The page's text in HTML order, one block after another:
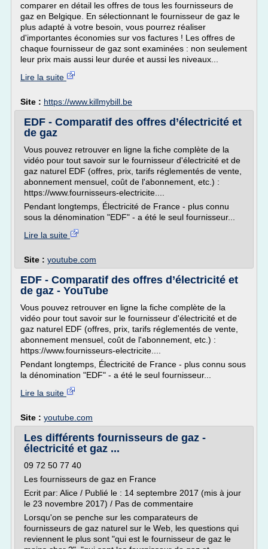
comparer en détail les offres de tous les fournisseurs de
gaz en Belgique. En sélectionnant le fournisseur de gaz le
plus adapté à votre besoin, vous pourrez réaliser
d'importantes économies sur vos factures ! Les offres de
chaque fournisseur de gaz sont examinées : non seulement
leur prix mais aussi leur durée et aussi les niveaux...
Lire la suite
Site : https://www.killmybill.be
EDF - Comparatif des offres d’électricité et
de gaz
Vous pouvez retrouver en ligne la fiche complète de la
vidéo pour tout savoir sur le fournisseur d'électricité et de
gaz naturel EDF (offres, prix, tarifs réglementés de vente,
abonnement mensuel, coût de l'abonnement, etc.) :
https://www.fournisseurs-electricite....
Pendant longtemps, Électricité de France - plus connu
sous la dénomination "EDF" - a été le seul fournisseur...
Lire la suite
Site : youtube.com
EDF - Comparatif des offres d’électricité et
de gaz - YouTube
Vous pouvez retrouver en ligne la fiche complète de la
vidéo pour tout savoir sur le fournisseur d'électricité et de
gaz naturel EDF (offres, prix, tarifs réglementés de vente,
abonnement mensuel, coût de l'abonnement, etc.) :
https://www.fournisseurs-electricite....
Pendant longtemps, Électricité de France - plus connu sous
la dénomination "EDF" - a été le seul fournisseur...
Lire la suite
Site : youtube.com
Les différents fournisseurs de gaz -
électricité et gaz ...
09 72 50 77 40
Les fournisseurs de gaz en France
Ecrit par: Alice / Publié le : 14 septembre 2017 (mis à jour
le 23 novembre 2017) / Pas de commentaire
Lorsqu'on se penche sur les comparateurs de
fournisseurs de gaz naturel sur le Web, les questions qui
reviennent le plus sont "qui est le fournisseur de gaz le